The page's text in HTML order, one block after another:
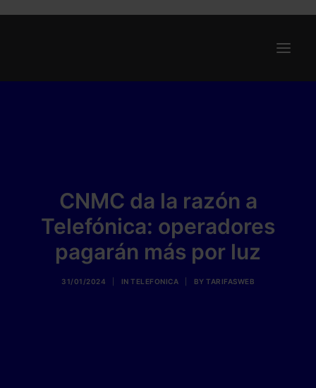
Compañías
CNMC da la razón a
Telefónica: operadores
pagarán más por luz
31/01/2024 IN TELEFONICA BY TARIFASWEB